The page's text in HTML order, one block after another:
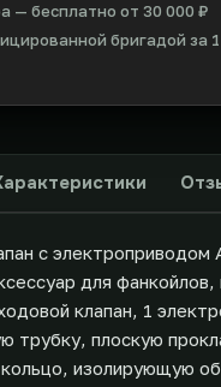
— бесплатно от 30 000 ₽
бригадой за
с электроприводом
для фанкойлов,
клапан, 1
трубку, плоскую
изолирующую